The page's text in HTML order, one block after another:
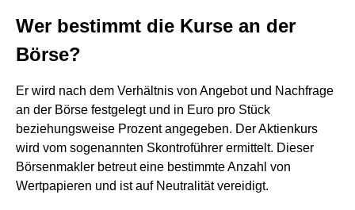
Wer bestimmt die Kurse an der
Börse?
Er wird nach dem Verhältnis von Angebot und Nachfrage
an der Börse festgelegt und in Euro pro Stück
beziehungsweise Prozent angegeben. Der Aktienkurs
wird vom sogenannten Skontroführer ermittelt. Dieser
Börsenmakler betreut eine bestimmte Anzahl von
Wertpapieren und ist auf Neutralität vereidigt.